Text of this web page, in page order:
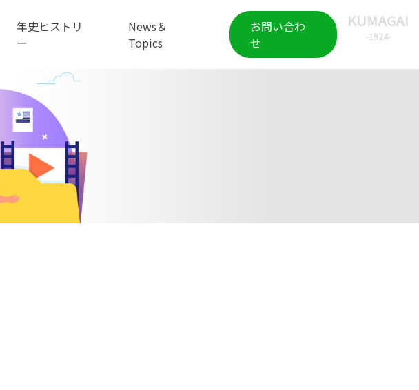
年史ヒストリ
ー
News＆
Topics
お問い合わ
せ
KUMAGAI
-1924-